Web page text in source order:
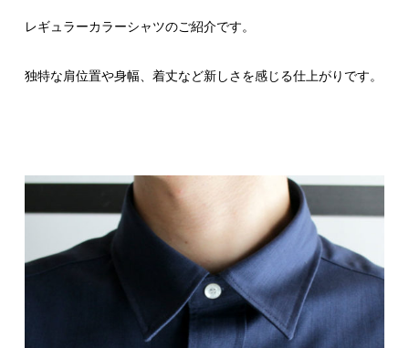
レギュラーカラーシャツのご紹介です。
独特な肩位置や身幅、着丈など新しさを感じる仕上がりです。